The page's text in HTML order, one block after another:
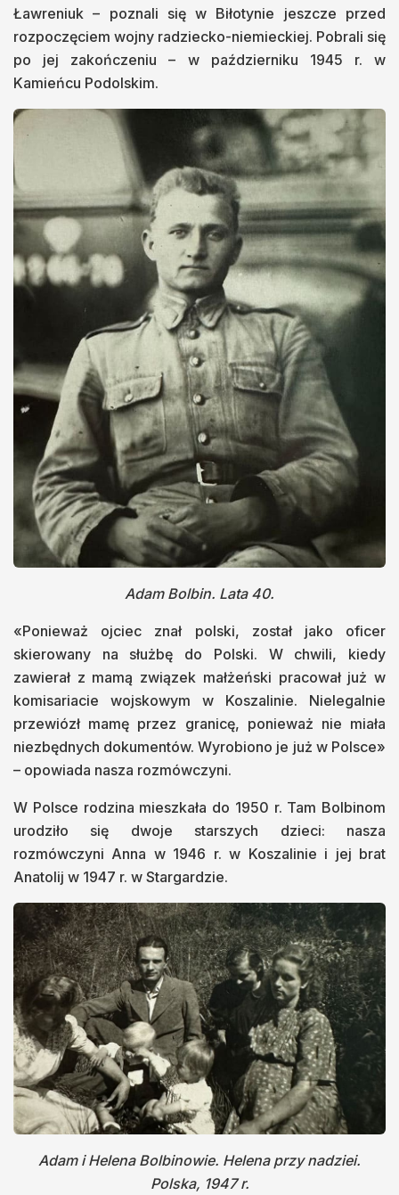
Ławreniuk – poznali się w Biłotynie jeszcze przed
rozpoczęciem wojny radziecko-niemieckiej. Pobrali się
po jej zakończeniu – w październiku 1945 r. w
Kamieńcu Podolskim.
Adam Bolbin. Lata 40.
«Ponieważ ojciec znał polski, został jako oficer
skierowany na służbę do Polski. W chwili, kiedy
zawierał z mamą związek małżeński pracował już w
komisariacie wojskowym w Koszalinie. Nielegalnie
przewiózł mamę przez granicę, ponieważ nie miała
niezbędnych dokumentów. Wyrobiono je już w Polsce»
– opowiada nasza rozmówczyni.
W Polsce rodzina mieszkała do 1950 r. Tam Bolbinom
urodziło się dwoje starszych dzieci: nasza
rozmówczyni Anna w 1946 r. w Koszalinie i jej brat
Anatolij w 1947 r. w Stargardzie.
Adam i Helena Bolbinowie. Helena przy nadziei.
Polska, 1947 r.